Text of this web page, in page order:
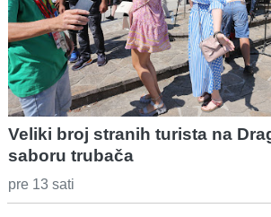
Veliki broj stranih turista na
saboru trubača
pre 13 sati